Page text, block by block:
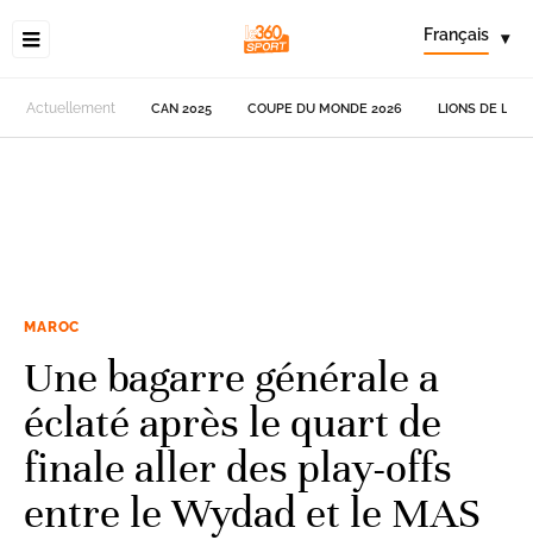
Français ▾
Actuellement CAN 2025 COUPE DU MONDE 2026 LIONS DE
MAROC
Une bagarre générale a
éclaté après le quart de
finale aller des play-offs
entre le Wydad et le MAS